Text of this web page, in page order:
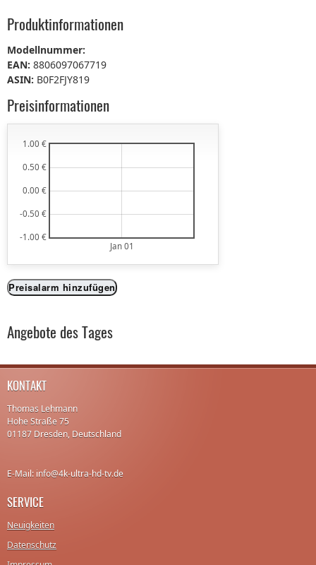
Produktinformationen
Modellnummer:
EAN: 8806097067719
ASIN: B0F2FJY819
Preisinformationen
Jan 01
-1.00 €
-0.50 €
0.00 €
0.50 €
1.00 €
Preisalarm hinzufügen
Angebote des Tages
KONTAKT
Thomas Lehmann
Hohe Straße 75
01187 Dresden, Deutschland
E-Mail: info@4k-ultra-hd-tv.de
SERVICE
Neuigkeiten
Datenschutz